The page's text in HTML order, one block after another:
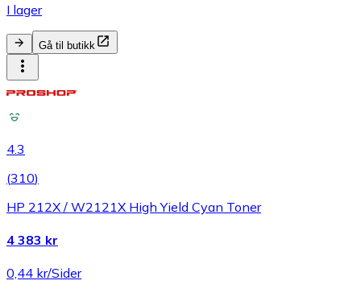
I lager
Gå til butikk
4.3
(310)
HP 212X / W2121X High Yield Cyan Toner
4 383 kr
0,44 kr/Sider